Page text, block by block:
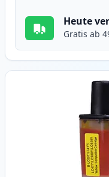
Heute
Gratis ab